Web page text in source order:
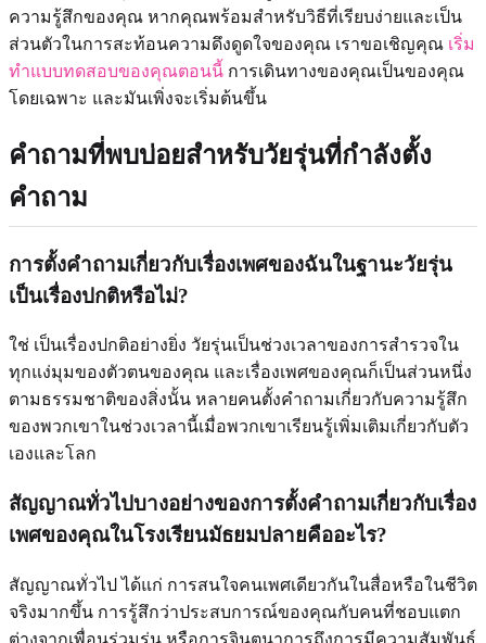
ความรู้สึกของคุณ หากคุณพร้อมสำหรับวิธีที่เรียบง่ายและเป็น
ส่วนตัวในการสะท้อนความดึงดูดใจของคุณ เราขอเชิญคุณ เริ่ม
ทำแบบทดสอบของคุณตอนนี้ การเดินทางของคุณเป็นของคุณ
โดยเฉพาะ และมันเพิ่งจะเริ่มต้นขึ้น
คำถามที่พบบ่อยสำหรับวัยรุ่นที่กำลังตั้ง
คำถาม
การตั้งคำถามเกี่ยวกับเรื่องเพศของฉันในฐานะวัยรุ่น
เป็นเรื่องปกติหรือไม่?
ใช่ เป็นเรื่องปกติอย่างยิ่ง วัยรุ่นเป็นช่วงเวลาของการสำรวจใน
ทุกแง่มุมของตัวตนของคุณ และเรื่องเพศของคุณก็เป็นส่วนหนึ่ง
ตามธรรมชาติของสิ่งนั้น หลายคนตั้งคำถามเกี่ยวกับความรู้สึก
ของพวกเขาในช่วงเวลานี้เมื่อพวกเขาเรียนรู้เพิ่มเติมเกี่ยวกับตัว
เองและโลก
สัญญาณทั่วไปบางอย่างของการตั้งคำถามเกี่ยวกับเรื่อง
เพศของคุณในโรงเรียนมัธยมปลายคืออะไร?
สัญญาณทั่วไป ได้แก่ การสนใจคนเพศเดียวกันในสื่อหรือในชีวิต
จริงมากขึ้น การรู้สึกว่าประสบการณ์ของคุณกับคนที่ชอบแตก
ต่างจากเพื่อนร่วมรุ่น หรือการจินตนาการถึงการมีความสัมพันธ์